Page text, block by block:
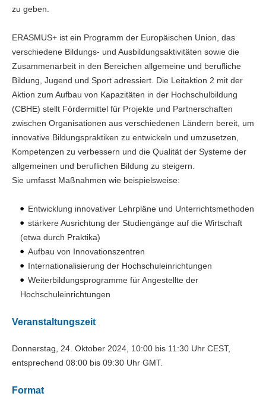
zu geben.
ERASMUS+ ist ein Programm der Europäischen Union, das
verschiedene Bildungs- und Ausbildungsaktivitäten sowie die
Zusammenarbeit in den Bereichen allgemeine und berufliche
Bildung, Jugend und Sport adressiert. Die Leitaktion 2 mit der
Aktion zum Aufbau von Kapazitäten in der Hochschulbildung
(CBHE) stellt Fördermittel für Projekte und Partnerschaften
zwischen Organisationen aus verschiedenen Ländern bereit, um
innovative Bildungspraktiken zu entwickeln und umzusetzen,
Kompetenzen zu verbessern und die Qualität der Systeme der
allgemeinen und beruflichen Bildung zu steigern.
Sie umfasst Maßnahmen wie beispielsweise:
Entwicklung innovativer Lehrpläne und Unterrichtsmethoden
stärkere Ausrichtung der Studiengänge auf die Wirtschaft
(etwa durch Praktika)
Aufbau von Innovationszentren
Internationalisierung der Hochschuleinrichtungen
Weiterbildungsprogramme für Angestellte der
Hochschuleinrichtungen
Veranstaltungszeit
Donnerstag, 24. Oktober 2024 , 10:00 bis 11:30 Uhr CEST,
entsprechend 08:00 bis 09:30 Uhr GMT.
Format